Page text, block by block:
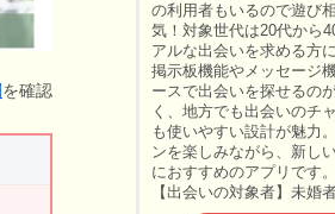
を確認
の利用者もいるので遊び
気！対象世代は20代から
アルな出会いを求める方
掲示板機能やメッセージ
ースで出会いを探せるの
く、地方でも出会いのチ
も使いやすい設計が魅力
ンを楽しみながら、新し
におすすめのアプリです。
【出会いの対象者】未婚